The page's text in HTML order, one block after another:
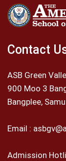
Contact
ASB Green
900 Moo 3
Bangplee,
Email :
Admission